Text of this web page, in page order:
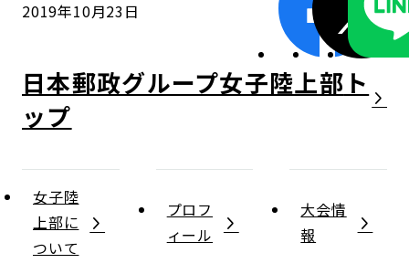
ESGデータ集
2019年10月23日
日本郵政グループ女子陸上部
女子陸
上部に
ついて
プロフ
ィール
大会情
報